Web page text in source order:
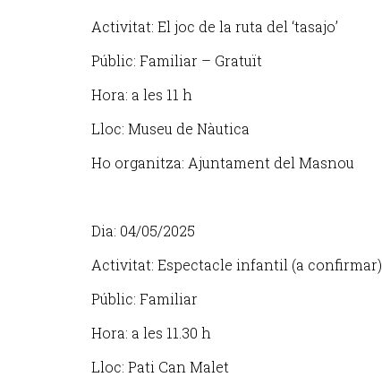
Activitat: El joc de la ruta del ‘tasajo’
Públic: Familiar – Gratuït
Hora: a les 11 h
Lloc: Museu de Nàutica
Ho organitza: Ajuntament del Masnou
Dia: 04/05/2025
Activitat: Espectacle infantil (a confirmar)
Públic: Familiar
Hora: a les 11.30 h
Lloc: Pati Can Malet